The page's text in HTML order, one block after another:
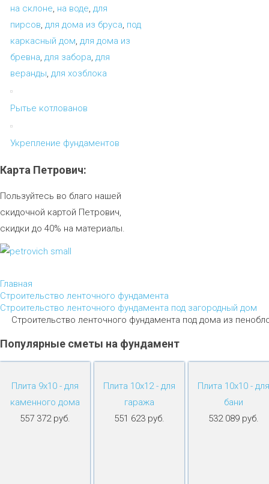
на склоне, на воде, для
пирсов, для дома из бруса, под
каркасный дом, для дома из
бревна, для забора, для
веранды, для хозблока
Рытье котлованов
Укрепление фундаментов
Карта Петрович:
Пользуйтесь во благо нашей
скидочной картой Петрович,
скидки до 40% на материалы.
Главная
Строительство ленточного фундамента
Строительство ленточного фундамента под загородный дом
Строительство ленточного фундамента под дома из
Популярные сметы на фундамент
Плита 9х10 - для
каменного дома
557 372 руб.
Плита 10х12 - для
гаража
551 623 руб.
Плита 10х10 - для
бани
532 089 руб.